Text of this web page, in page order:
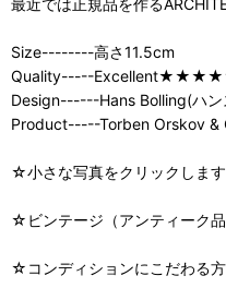
最近では正規品を作る
Size--------高さ11.5cm
Quality-----
Design------Hans Bolling(ハン
Product-----Torben Orskov &
☆小さな写真をクリックします
☆ビンテージ（アンティーク品
☆コンディションにこだわる